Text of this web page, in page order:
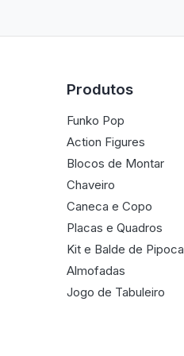
Produtos
Funko Pop
Action Figures
Blocos de Montar
Chaveiro
Caneca e Copo
Placas e Quadros
Kit e Balde de Pipoca
Almofadas
Jogo de Tabuleiro